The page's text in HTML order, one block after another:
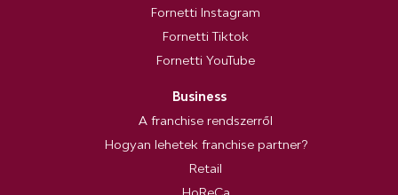
Fornetti Instagram
Fornetti Tiktok
Fornetti YouTube
Business
A franchise rendszerről
Hogyan lehetek franchise partner?
Retail